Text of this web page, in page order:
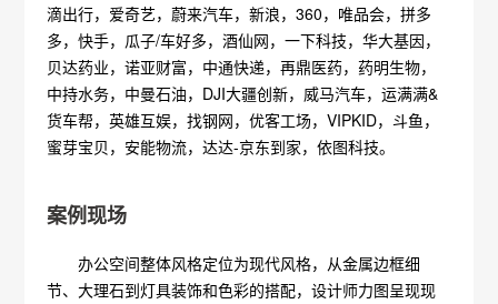
滴出行，爱奇艺，蔚来汽车，新浪，360，唯品会，拼多
多，快手，瓜子/车好多，酒仙网，一下科技，华大基因，
贝达药业，诺亚财富，中通快递，再鼎医药，药明生物，
中持水务，中曼石油，DJI大疆创新，威马汽车，运满满&
货车帮，英雄互娱，找钢网，优客工场，VIPKID，斗鱼，
蜜芽宝贝，安能物流，达达-京东到家，依图科技。
案例现场
办公空间整体风格定位为现代风格，从金属边框细
节、大理石到灯具装饰和色彩的搭配，设计师力图呈现现